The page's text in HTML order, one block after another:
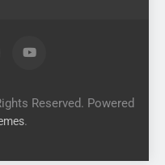
Reserved. Powered
.